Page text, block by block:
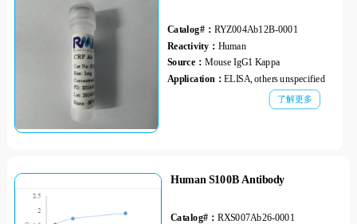
Catalog#：RYZ004Ab12B-0001
Reactivity：Human
Source：Mouse IgG1 Kappa
Application：ELISA, others unspecified
了解更多
Human S100B Antibody
Catalog#：RXS007Ab26-0001